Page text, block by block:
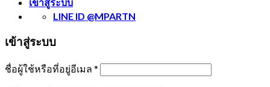
LINE ID @MPARTN
เข้าสู่ระบบ
ชื่อผู้ใช้หรือที่อยู่อีเมล *